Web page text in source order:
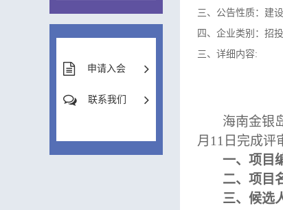
申请入会
联系我们
三、公告性质：建
四、企业类别：招
三、详细内容:
海南金银
月11日完成评
一、项目
二、项目
三、候选